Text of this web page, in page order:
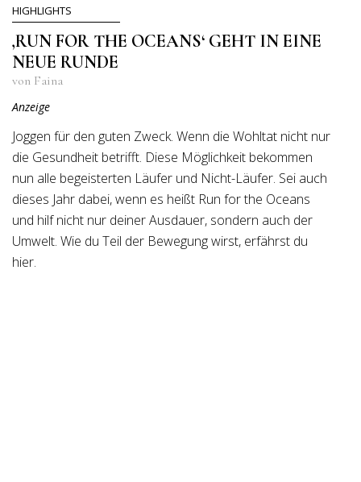
HIGHLIGHTS
‚RUN FOR THE OCEANS‘ GEHT IN EINE
NEUE RUNDE
von Faina
Anzeige
Joggen für den guten Zweck. Wenn die Wohltat nicht nur
die Gesundheit betrifft. Diese Möglichkeit bekommen
nun alle begeisterten Läufer und Nicht-Läufer. Sei auch
dieses Jahr dabei, wenn es heißt Run for the Oceans
und hilf nicht nur deiner Ausdauer, sondern auch der
Umwelt. Wie du Teil der Bewegung wirst, erfährst du
hier.